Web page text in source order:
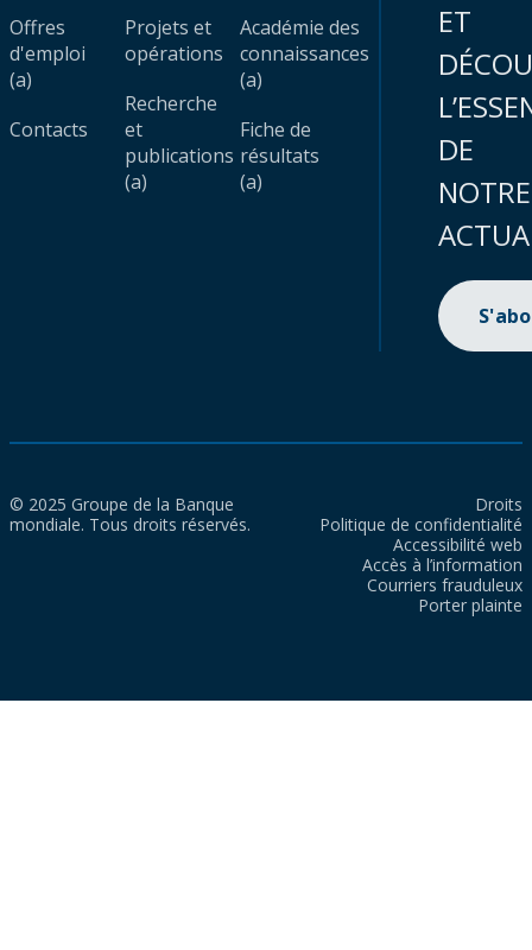
Offres
d'emploi
(a)
Contacts
Projets et
opérations
Recherche
et
publications
(a)
Académie des
connaissances
(a)
Fiche de
résultats
(a)
ET
DE
NOTRE
© 2025 Groupe de la Banque
mondiale. Tous droits réservés.
Droits
Politique de confidentialité
Accessibilité web
Accès à l’information
Courriers frauduleux
Porter plainte